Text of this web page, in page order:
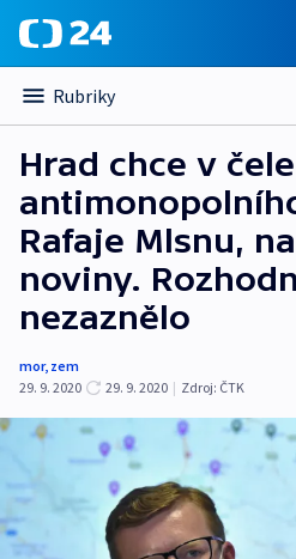
Rubriky
Hrad chce v čele
Rafaje Mlsnu,
noviny.
nezaznělo
mor, zem
29. 9. 2020
29. 9. 2020 | Zdroj: ČTK